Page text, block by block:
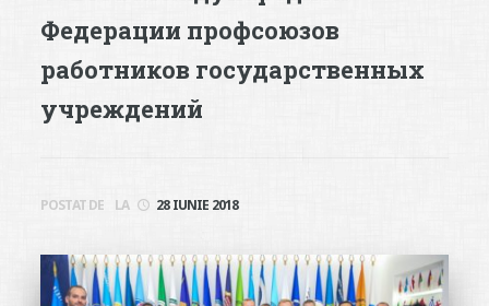
Федерации профсоюзов
работников государственных
учреждений
POSTAT DE LA 28 IUNIE 2018